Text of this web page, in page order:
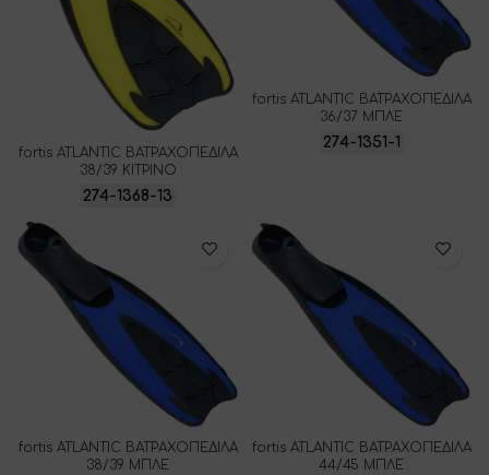
fortis ATLANTIC ΒΑΤΡΑΧΟΠΕΔΙΛΑ
38/39 ΚΙΤΡΙΝΟ
274-1368-13
fortis ATLANTIC ΒΑΤΡΑΧΟΠΕΔΙΛΑ
36/37 ΜΠΛΕ
274-1351-1
fortis ATLANTIC ΒΑΤΡΑΧΟΠΕΔΙΛΑ
38/39 ΜΠΛΕ
fortis ATLANTIC ΒΑΤΡΑΧΟΠΕΔΙΛΑ
44/45 ΜΠΛΕ